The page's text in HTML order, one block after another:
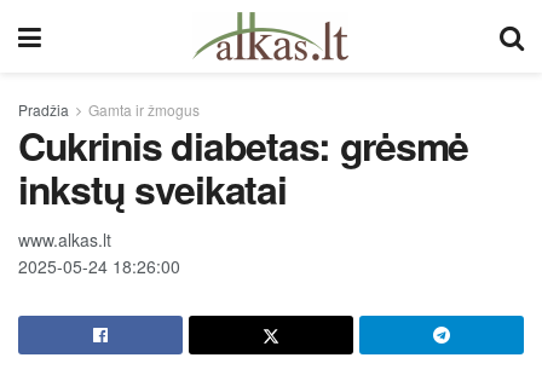
Pradžia Gamta ir žmogus
Cukrinis diabetas: grėsmė
inkstų sveikatai
www.alkas.lt
2025-05-24 18:26:00